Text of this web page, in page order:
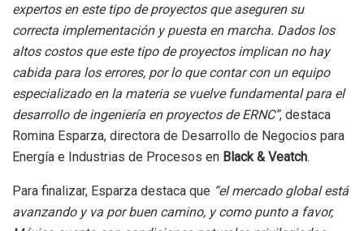
expertos en este tipo de proyectos que aseguren su
correcta implementación y puesta en marcha. Dados los
altos costos que este tipo de proyectos implican no hay
cabida para los errores, por lo que contar con un equipo
especializado en la materia se vuelve fundamental para el
desarrollo de ingeniería en proyectos de ERNC”, destaca
Romina Esparza, directora de Desarrollo de Negocios para
Energía e Industrias de Procesos en Black & Veatch.
Para finalizar, Esparza destaca que “el mercado global está
avanzando y va por buen camino, y como punto a favor,